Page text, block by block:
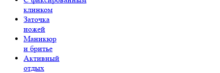
клинком
Заточка
ножей
Маникюр
и бритье
Активный
отдых